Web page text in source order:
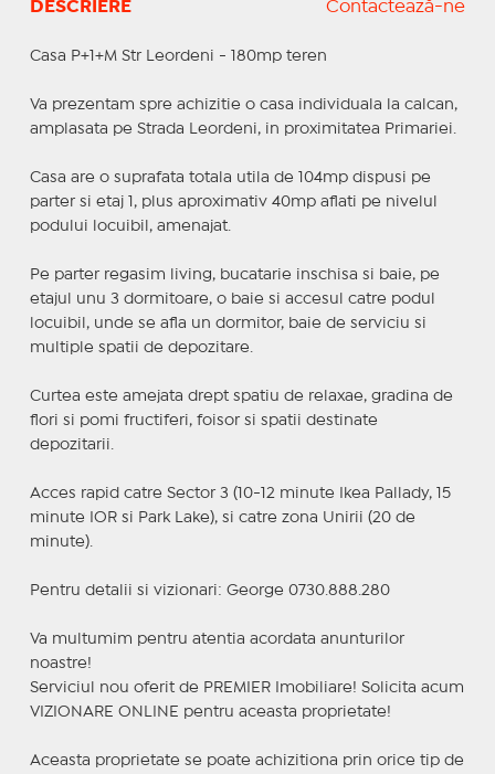
DESCRIERE Contactează-ne
Casa P+1+M Str Leordeni - 180mp teren
Va prezentam spre achizitie o casa individuala la calcan,
amplasata pe Strada Leordeni, in proximitatea Primariei.
Casa are o suprafata totala utila de 104mp dispusi pe
parter si etaj 1, plus aproximativ 40mp aflati pe nivelul
podului locuibil, amenajat.
Pe parter regasim living, bucatarie inschisa si baie, pe
etajul unu 3 dormitoare, o baie si accesul catre podul
locuibil, unde se afla un dormitor, baie de serviciu si
multiple spatii de depozitare.
Curtea este amejata drept spatiu de relaxae, gradina de
flori si pomi fructiferi, foisor si spatii destinate
depozitarii.
Acces rapid catre Sector 3 (10-12 minute Ikea Pallady, 15
minute IOR si Park Lake), si catre zona Unirii (20 de
minute).
Pentru detalii si vizionari: George 0730.888.280
Va multumim pentru atentia acordata anunturilor
noastre!
Serviciul nou oferit de PREMIER Imobiliare! Solicita acum
VIZIONARE ONLINE pentru aceasta proprietate!
Aceasta proprietate se poate achizitiona prin orice tip de